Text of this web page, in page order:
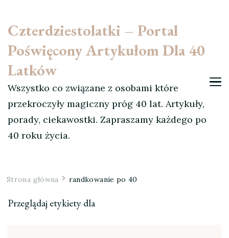
Czterdziestolatki – Portal
Poświęcony Artykułom Dla 40
Latków
Wszystko co związane z osobami które
przekroczyły magiczny próg 40 lat. Artykuły,
porady, ciekawostki. Zapraszamy każdego po
40 roku życia.
Strona główna randkowanie po 40
Przeglądaj etykiety dla